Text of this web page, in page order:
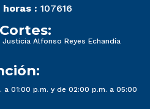
: 107616
Alfonso Reyes Echandía
a 01:00 p.m. y de 02:00 p.m. a 05:00